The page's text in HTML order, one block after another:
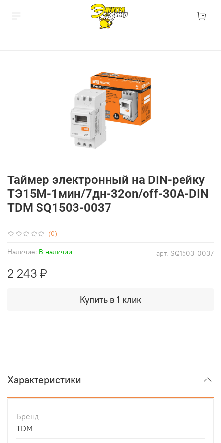
(0)
арт. SQ1503-0037
Наличие: В наличии
Таймер электронный на DIN-рейку
ТЭ15М-1мин/7дн-32on/off-30А-DIN
TDM SQ1503-0037
2 243 ₽
Купить в 1 клик
Характеристики
Бренд
TDM